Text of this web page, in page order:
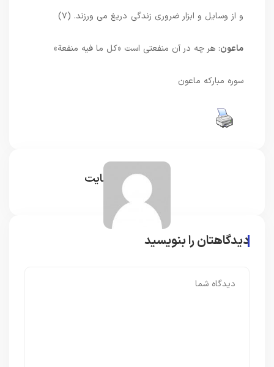
و از وسایل و ابزار ضروری زندگی دریغ می ورزند. (۷)
ماعون: هر چه در آن منفعتى است «كل ما فيه منفعة»
سوره مبارکه ماعون
مدیر سایت
دیدگاهتان را بنویسید